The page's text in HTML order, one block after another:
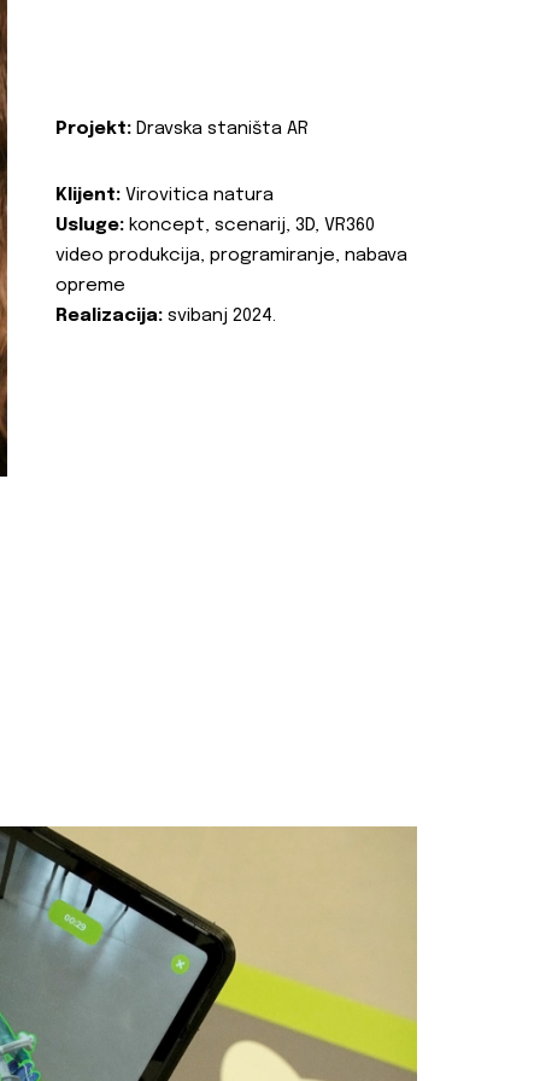
Projekt: Dravska staništa AR
Klijent: Virovitica natura
Usluge: koncept, scenarij, 3D, VR360
video produkcija, programiranje, nabava
opreme
Realizacija: svibanj 2024.